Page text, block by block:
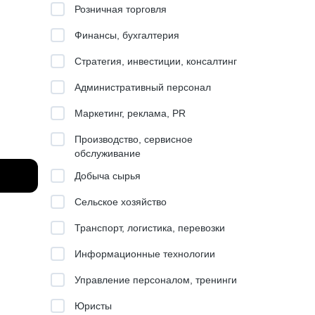
в
Розничная торговля
Финансы, бухгалтерия
Стратегия, инвестиции, консалтинг
Административный персонал
Маркетинг, реклама, PR
Производство, сервисное
обслуживание
Добыча сырья
Сельское хозяйство
Транспорт, логистика, перевозки
Информационные технологии
Управление персоналом, тренинги
Юристы